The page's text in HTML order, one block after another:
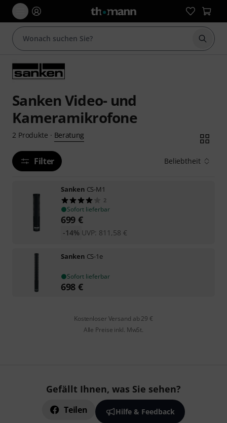
Suche
Sanken Video- und
Kameramikrofone
2 Produkte · Beratung
Filter Beliebtheit
Sanken CS-M1
2
Sofort lieferbar
699 €
UVP: 811,58 €
-14%
Sanken CS-1e
Sofort lieferbar
698 €
Kostenloser Versand ab 29 €
Alle Preise inkl. MwSt.
Gefällt Ihnen, was Sie sehen?
Teilen Hilfe & Feedback